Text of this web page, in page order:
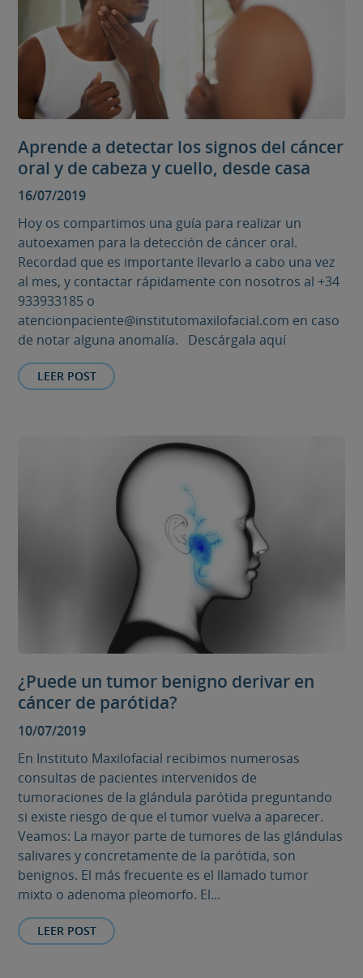
Aprende a detectar los signos del cáncer
oral y de cabeza y cuello, desde casa
16/07/2019
Hoy os compartimos una guía para realizar un
autoexamen para la detección de cáncer oral.
Recordad que es importante llevarlo a cabo una vez
al mes, y contactar rápidamente con nosotros al +34
933933185 o
atencionpaciente@institutomaxilofacial.com en caso
de notar alguna anomalía. Descárgala aquí
LEER POST
¿Puede un tumor benigno derivar en
cáncer de parótida?
10/07/2019
En Instituto Maxilofacial recibimos numerosas
consultas de pacientes intervenidos de
tumoraciones de la glándula parótida preguntando
si existe riesgo de que el tumor vuelva a aparecer.
Veamos: La mayor parte de tumores de las glándulas
salivares y concretamente de la parótida, son
benignos. El más frecuente es el llamado tumor
mixto o adenoma pleomorfo. El...
LEER POST